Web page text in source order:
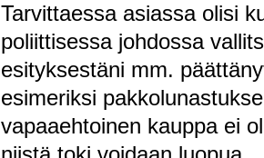
Tarvittaessa asiassa olisi
poliittisessa johdossa
esityksestäni mm.
esimeriksi
vapaaehtoinen kauppa ei